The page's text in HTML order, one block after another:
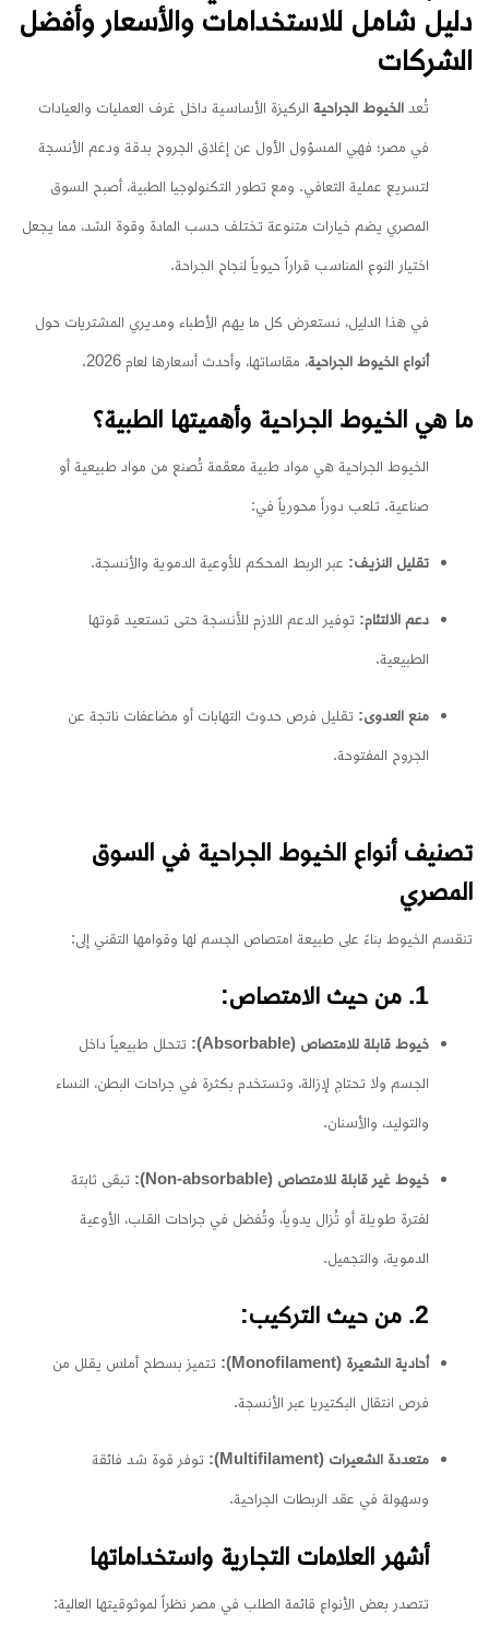
دليل شامل للاستخدامات والأسعار وأفضل
الشركات
تُعد الخيوط الجراحية الركيزة الأساسية داخل غرف العمليات والعيادات
في مصر؛ فهي المسؤول الأول عن إغلاق الجروح بدقة ودعم الأنسجة
لتسريع عملية التعافي. ومع تطور التكنولوجيا الطبية، أصبح السوق
المصري يضم خيارات متنوعة تختلف حسب المادة وقوة الشد، مما يجعل
اختيار النوع المناسب قراراً حيوياً لنجاح الجراحة.
في هذا الدليل، نستعرض كل ما يهم الأطباء ومديري المشتريات حول
أنواع الخيوط الجراحية، مقاساتها، وأحدث أسعارها لعام 2026.
ما هي الخيوط الجراحية وأهميتها الطبية؟
الخيوط الجراحية هي مواد طبية معقمة تُصنع من مواد طبيعية أو
صناعية. تلعب دوراً محورياً في:
تقليل النزيف: عبر الربط المحكم للأوعية الدموية والأنسجة.
دعم الالتئام: توفير الدعم اللازم للأنسجة حتى تستعيد قوتها
الطبيعية.
منع العدوى: تقليل فرص حدوث التهابات أو مضاعفات ناتجة عن
الجروح المفتوحة.
تصنيف أنواع الخيوط الجراحية في السوق
المصري
تنقسم الخيوط بناءً على طبيعة امتصاص الجسم لها وقوامها التقني إلى:
1. من حيث الامتصاص:
خيوط قابلة للامتصاص (Absorbable): تتحلل طبيعياً داخل
الجسم ولا تحتاج لإزالة، وتستخدم بكثرة في جراحات البطن، النساء
والتوليد، والأسنان.
خيوط غير قابلة للامتصاص (Non-absorbable): تبقى ثابتة
لفترة طويلة أو تُزال يدوياً، وتُفضل في جراحات القلب، الأوعية
الدموية، والتجميل.
2. من حيث التركيب:
أحادية الشعيرة (Monofilament): تتميز بسطح أملس يقلل من
فرص انتقال البكتيريا عبر الأنسجة.
متعددة الشعيرات (Multifilament): توفر قوة شد فائقة
وسهولة في عقد الربطات الجراحية.
أشهر العلامات التجارية واستخداماتها
تتصدر بعض الأنواع قائمة الطلب في مصر نظراً لموثوقيتها العالية: